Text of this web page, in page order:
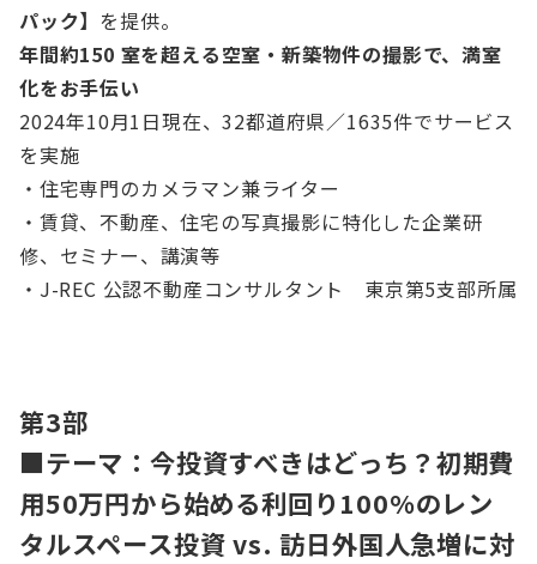
パック】 を提供。
年間約150 室を超える空室・新築物件の撮影で、満室
化をお手伝い
2024年10月1日現在、32都道府県／1635件でサービス
を実施
・住宅専門のカメラマン兼ライター
・賃貸、不動産、住宅の写真撮影に特化した企業研
修、セミナー、講演等
・J-REC 公認不動産コンサルタント 東京第5支部所属
第3部
■テーマ：今投資すべきはどっち？初期費
用50万円から始める利回り100%のレン
タルスペース投資 vs. 訪日外国人急増に対